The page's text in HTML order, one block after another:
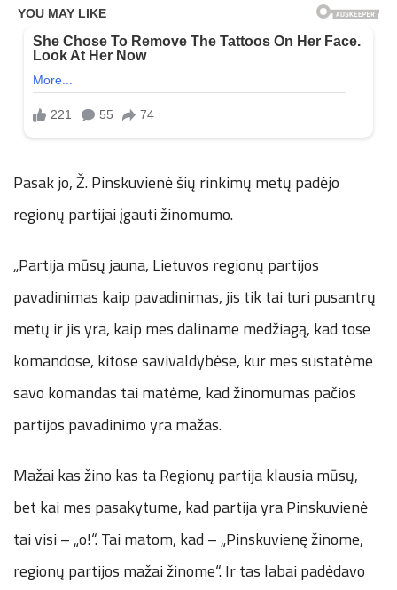
Pasak jo, Ž. Pinskuvienė šių rinkimų metų padėjo
regionų partijai įgauti žinomumo.
„Partija mūsų jauna, Lietuvos regionų partijos
pavadinimas kaip pavadinimas, jis tik tai turi pusantrų
metų ir jis yra, kaip mes daliname medžiagą, kad tose
komandose, kitose savivaldybėse, kur mes sustatėme
savo komandas tai matėme, kad žinomumas pačios
partijos pavadinimo yra mažas.
Mažai kas žino kas ta Regionų partija klausia mūsų,
bet kai mes pasakytume, kad partija yra Pinskuvienė
tai visi – „o!“. Tai matom, kad – „Pinskuvienę žinome,
regionų partijos mažai žinome“. Ir tas labai padėdavo